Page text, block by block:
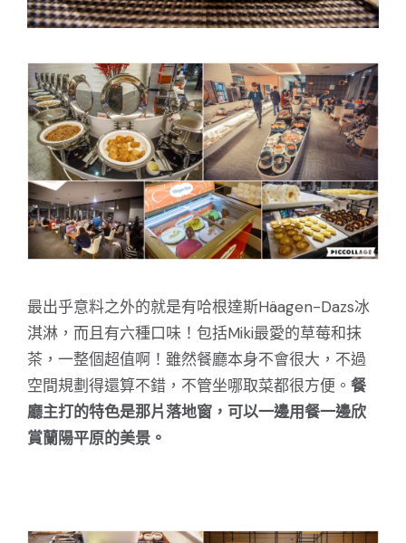
最出乎意料之外的就是有哈根達斯Häagen-Dazs冰
淇淋，而且有六種口味！包括Miki最愛的草莓和抹
茶，一整個超值啊！雖然餐廳本身不會很大，不過
空間規劃得還算不錯，不管坐哪取菜都很方便。 餐
廳主打的特色是那片落地窗，可以一邊用餐一邊欣
賞蘭陽平原的美景。